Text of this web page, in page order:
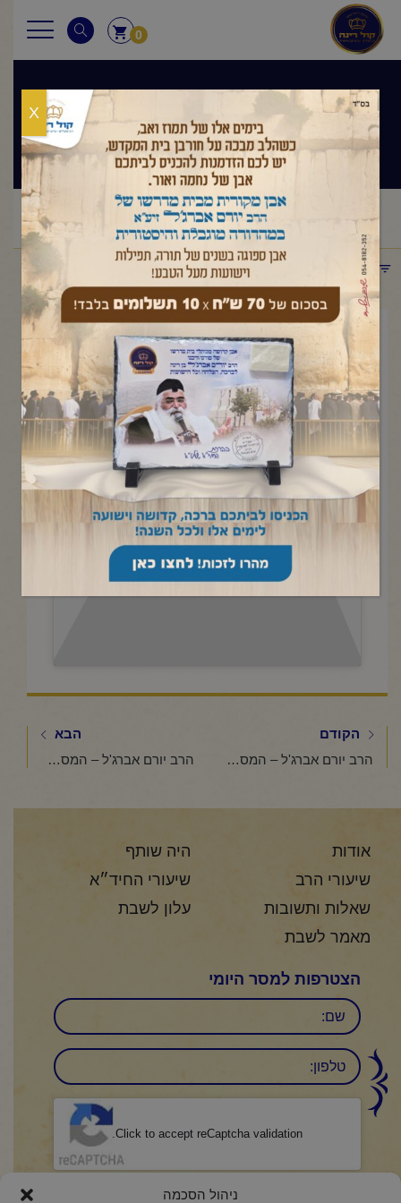
ניהול הסכמה
0
שיעורי הרב
שיעורי הרב/החיזוק היומי/הרב יורם אברג'ל -החיזוק
היומי-כנס המיליון – ח' בחשון תשפ"ו
תפריט קטגוריות
הרב יורם אברג'ל -החיזוק
היומי-כנס המיליון – ח' בחשון
תשפ"ו
אוקטובר 30, 2025
Click to accept marketing cookies and
enable this content
הקודם
הרב יורם אברג'ל – המסר היומי – הכל מצטרף לחשבון – ז' חשוון תשפ"ו
הבא
הרב יורם אברג'ל – המסר היומי – סגולה לשלום בית – י"ב חשוון תשפ"ו
אודות
היה שותף
שיעורי הרב
שיעורי החיד״א
שאלות ותשובות
עלון לשבת
מאמר לשבת
הצטרפות למסר היומי
שם
טלפון:
Click to accept reCaptcha validation.
X